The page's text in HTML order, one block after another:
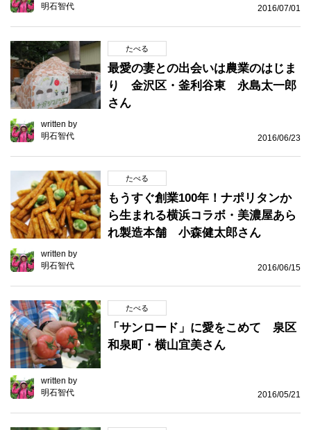
明石智代
2016/07/01
たべる
最愛の妻との出会いは農業のはじま
り 金沢区・釜利谷東 永島太一郎
さん
written by
明石智代
2016/06/23
たべる
もうすぐ創業100年！ナポリタンか
ら生まれる横浜コラボ・美濃屋あら
れ製造本舗 小森健太郎さん
written by
明石智代
2016/06/15
たべる
「サンロード」に愛をこめて 泉区
和泉町・横山宜美さん
written by
明石智代
2016/05/21